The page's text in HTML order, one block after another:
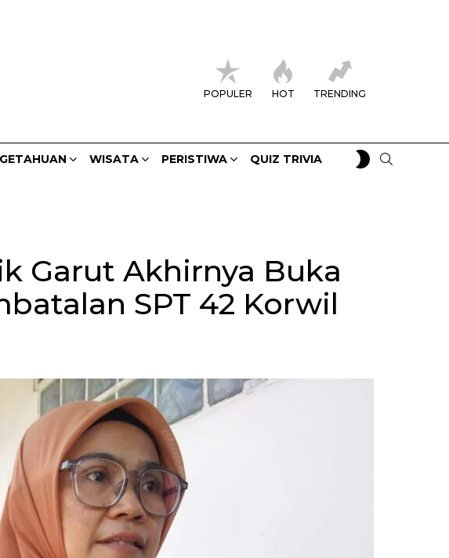
POPULER HOT TRENDING
WISATA PERISTIWA QUIZ TRIVIA
SWITCH
SKIN
Garut Akhirnya Buka
SPT 42 Korwil